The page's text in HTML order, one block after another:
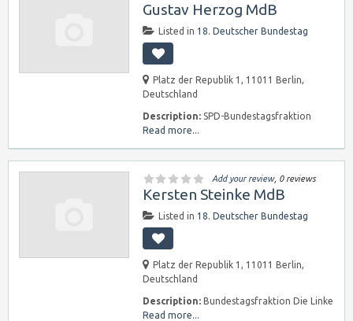
Gustav Herzog MdB
Listed in 18. Deutscher Bundestag
Platz der Republik 1, 11011 Berlin,
Deutschland
Description: SPD-Bundestagsfraktion
Read more...
Add your review, 0 reviews
Kersten Steinke MdB
Listed in 18. Deutscher Bundestag
Platz der Republik 1, 11011 Berlin,
Deutschland
Description: Bundestagsfraktion Die Linke
Read more...